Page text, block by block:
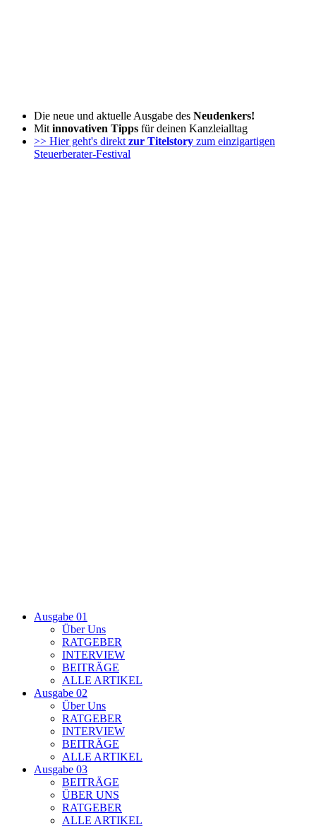
Die neue und aktuelle Ausgabe des Neudenkers!
Mit innovativen Tipps für deinen Kanzleialltag
>> Hier geht's direkt zur Titelstory zum einzigartigen
Steuerberater-Festival
Ausgabe 01
Über Uns
RATGEBER
INTERVIEW
BEITRÄGE
ALLE ARTIKEL
Ausgabe 02
Über Uns
RATGEBER
INTERVIEW
BEITRÄGE
ALLE ARTIKEL
Ausgabe 03
BEITRÄGE
ÜBER UNS
RATGEBER
ALLE ARTIKEL